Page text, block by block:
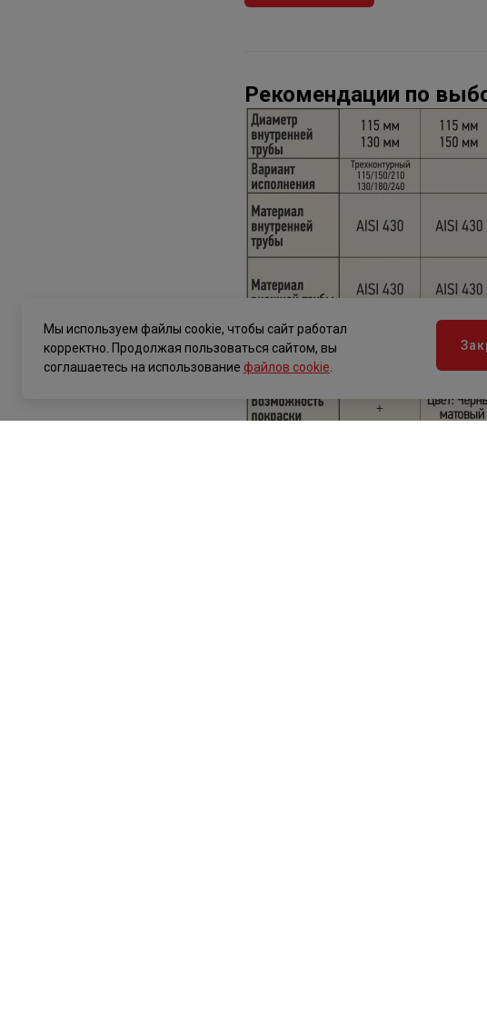
Рекомендации по
Мы используем файлы cookie, чтобы сайт работал
корректно. Продолжая пользоваться сайтом, вы
соглашаетесь на использование файлов cookie